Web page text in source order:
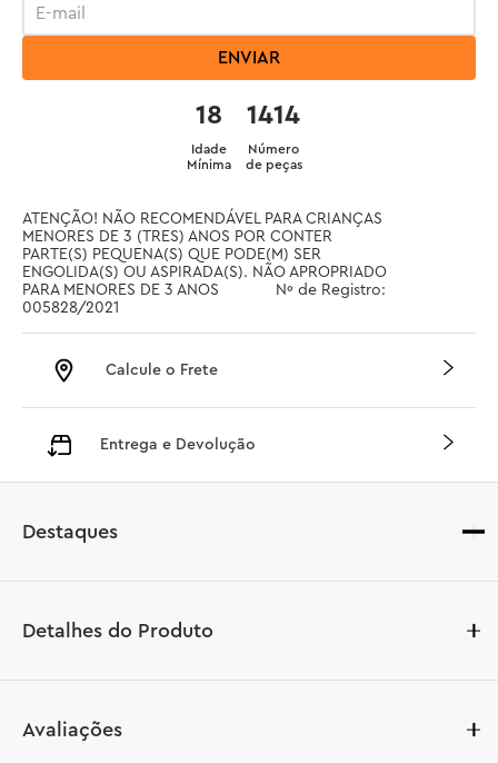
ENVIAR
1414
Número
de peças
18
Idade
Mínima
ATENÇÃO! NÃO RECOMENDÁVEL PARA CRIANÇAS
MENORES DE 3 (TRES) ANOS POR CONTER
PARTE(S) PEQUENA(S) QUE PODE(M) SER
ENGOLIDA(S) OU ASPIRADA(S). NÃO APROPRIADO
PARA MENORES DE 3 ANOS		 Nº de Registro:
005828/2021
Calcule o Frete
Entrega e Devolução
Destaques
Detalhes do Produto
incrível kit de construção LEGO® Fortnite Peely Bone
Avaliações